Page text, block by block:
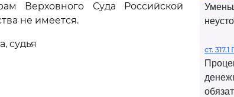
Верховного Суда Российской
не имеется.
судья
ст.